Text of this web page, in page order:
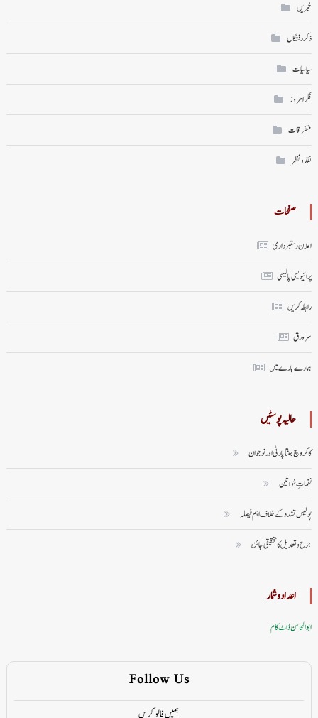
خبریں
ذکر رفتگاں
سیاسیات
فکر امروز
متفرقات
نقد ونظر
صفحات
اعلان دستبرداری
پرائیویسی پالیسی
رابطہ کریں
سر ورق
ہمارے بارے میں
حالیہ پوسٹیں
کاکروچ جنتا پارٹی اور نوجوان
نغماتِ خواتین
پولیس تشدد کے خلاف اہم فیصلہ
جرح و تعدیل کا تحقیقی جائزہ
اعداد وشمار
ابوالمحاسن ڈاٹ کام
Follow Us
ہمیں فالو کریں